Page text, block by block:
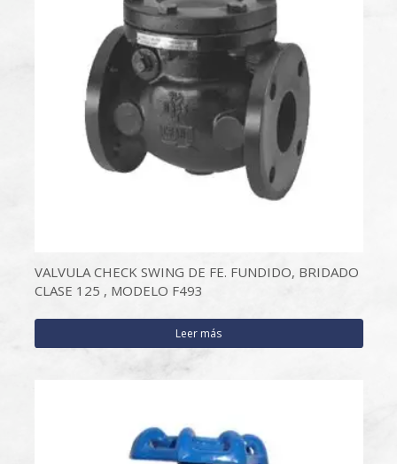
VALVULA CHECK SWING DE FE. FUNDIDO, BRIDADO
CLASE 125 , MODELO F493
Leer más